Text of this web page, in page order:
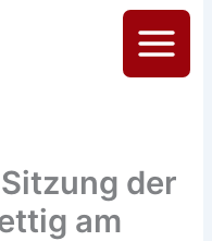
Main
der
am